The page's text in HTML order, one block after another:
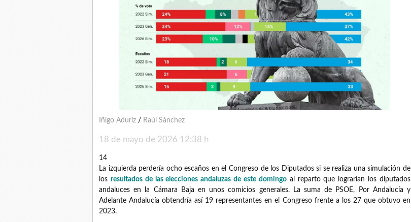
Iñigo Aduriz / Raúl Sánchez
18 de mayo de 2026 12:38 h
14
La izquierda perdería ocho escaños en el Congreso de los Diputados si se realiza una simulación de
los resultados de las elecciones andaluzas de este domingoal reparto que lograrían los diputados
andaluces en la Cámara Baja en unos comicios generales. La suma de PSOE, Por Andalucía y
Adelante Andalucía obtendría así 19 representantes en el Congreso frente a los 27 que obtuvo en
2023.